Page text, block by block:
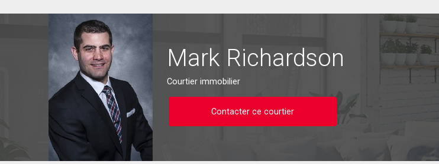
Mark Richardson
Courtier immobilier
Contacter ce courtier